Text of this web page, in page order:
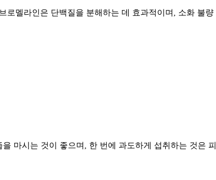
멜라인은 단백질을 분해하는 데 효과적이며, 소화 불
마시는 것이 좋으며, 한 번에 과도하게 섭취하는 것은